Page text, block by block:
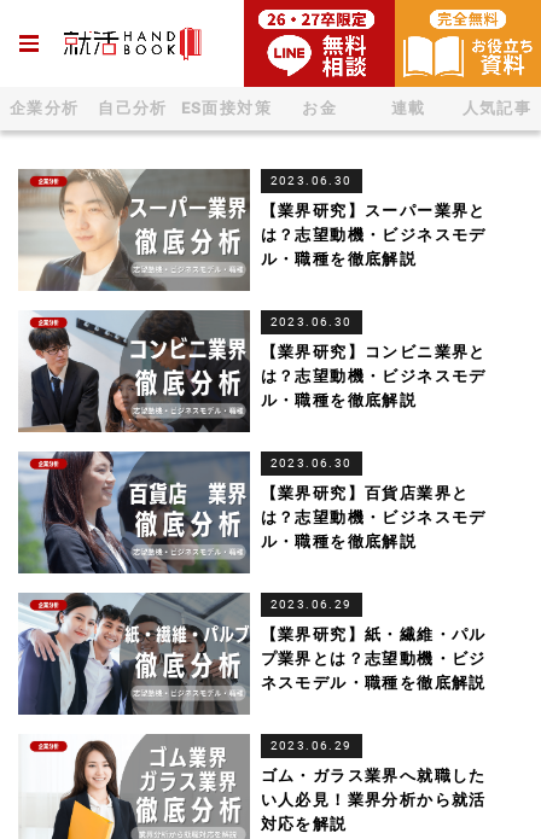
企業分析 自己分析 ES面接対策 お金 連載 人気記事
2023.06.30
【業界研究】スーパー業界と
は？志望動機・ビジネスモデ
ル・職種を徹底解説
2023.06.30
【業界研究】コンビニ業界と
は？志望動機・ビジネスモデ
ル・職種を徹底解説
2023.06.30
【業界研究】百貨店業界と
は？志望動機・ビジネスモデ
ル・職種を徹底解説
2023.06.29
【業界研究】紙・繊維・パル
プ業界とは？志望動機・ビジ
ネスモデル・職種を徹底解説
2023.06.29
ゴム・ガラス業界へ就職した
い人必見！業界分析から就活
対応を解説